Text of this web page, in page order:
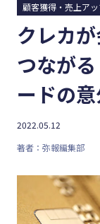
カテゴリー
顧客獲得・
人材（採用
事業成長・
経営ノウハウ
弥生の製品
業務効率化
キーワード
ホットワー
#インボ
イス
#インボ
イス制度
#集客
顧客獲得・売上ア
クレカ
つなが
ードの
2022.05.12
著者：弥報編集部